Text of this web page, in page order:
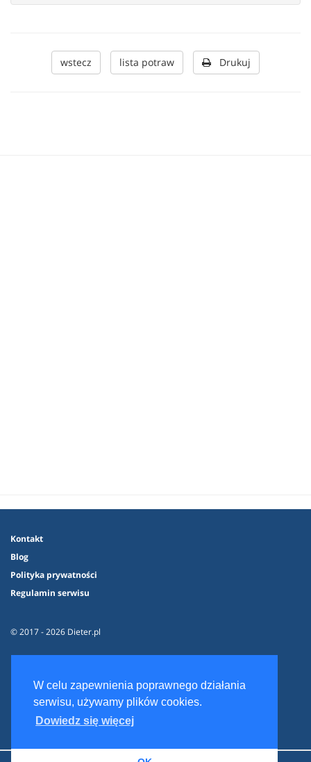
W celu zapewnienia poprawnego działania
serwisu, używamy plików cookies.
Dowiedz się więcej
wstecz lista potraw Drukuj
Kontakt
Blog
Polityka prywatności
Regulamin serwisu
© 2017 - 2026 Dieter.pl